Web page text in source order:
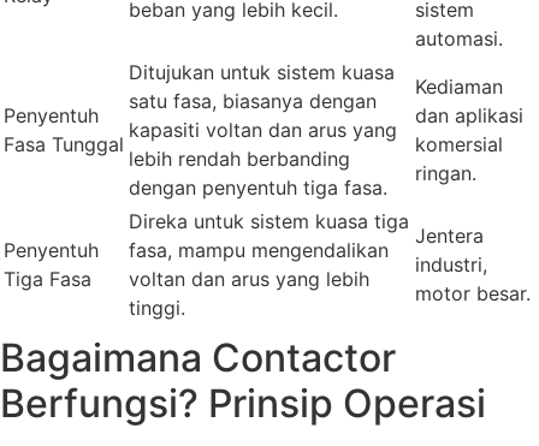
beban yang lebih kecil.
sistem
automasi.
Penyentuh
Fasa Tunggal
Ditujukan untuk sistem kuasa
satu fasa, biasanya dengan
kapasiti voltan dan arus yang
lebih rendah berbanding
dengan penyentuh tiga fasa.
Kediaman
dan aplikasi
komersial
ringan.
Penyentuh
Tiga Fasa
Direka untuk sistem kuasa tiga
fasa, mampu mengendalikan
voltan dan arus yang lebih
tinggi.
Jentera
industri,
motor besar.
Bagaimana Contactor
Berfungsi? Prinsip Operasi